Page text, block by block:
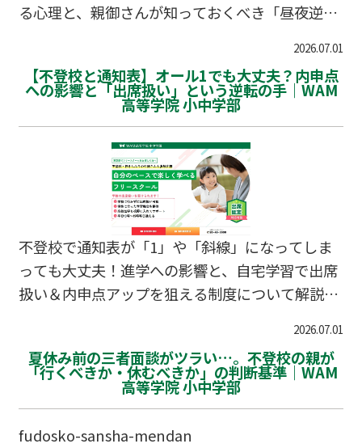
る心理と、親御さんが知っておくべき「昼夜逆
2026.07.01
【不登校と通知表】オール1でも大丈夫？内申点
への影響と「出席扱い」という逆転の手｜WAM
高等学院 小中学部
不登校で通知表が「1」や「斜線」になってしま
っても大丈夫！進学への影響と、自宅学習で出席
扱い＆内申点アップを狙える制度について解説し
2026.07.01
夏休み前の三者面談がツラい…。不登校の親が
「行くべきか・休むべきか」の判断基準｜WAM
高等学院 小中学部
fudosko-sansha-mendan